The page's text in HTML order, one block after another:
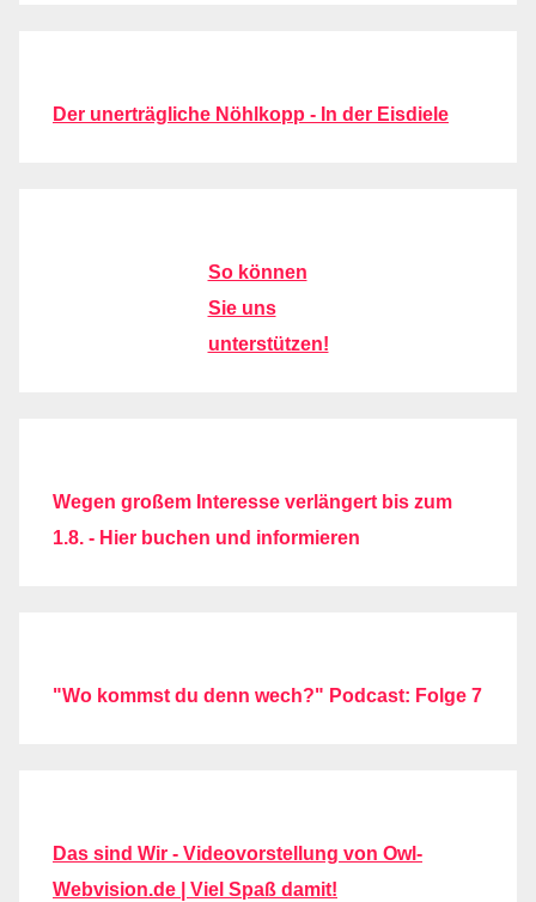
Der unerträgliche Nöhlkopp - In der Eisdiele
So können
Sie uns
unterstützen!
Wegen großem Interesse verlängert bis zum
1.8. - Hier buchen und informieren
"Wo kommst du denn wech?" Podcast: Folge 7
Das sind Wir - Videovorstellung von Owl-
Webvision.de | Viel Spaß damit!